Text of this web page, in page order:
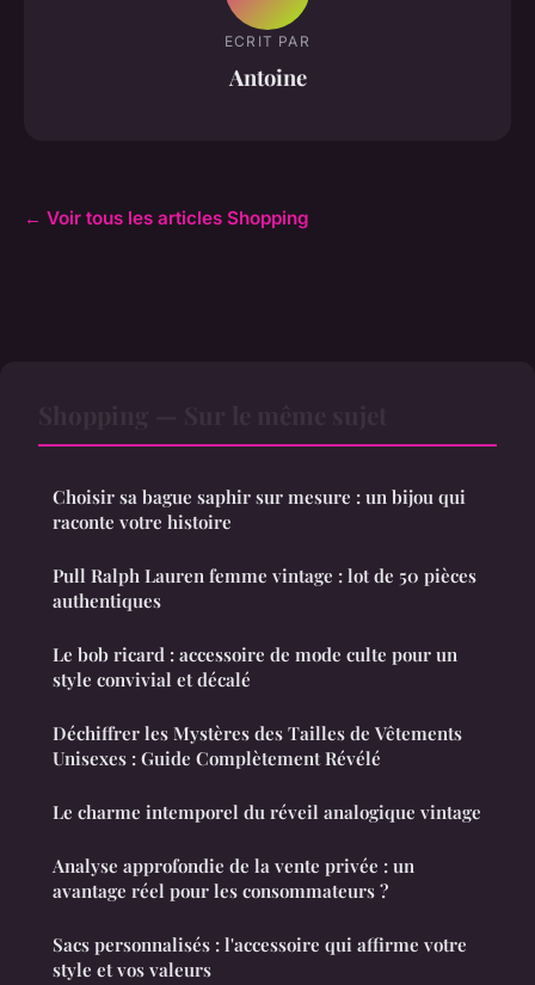
ECRIT PAR
Antoine
← Voir tous les articles Shopping
Choisir sa bague saphir sur mesure : un bijou qui
raconte votre histoire
Pull Ralph Lauren femme vintage : lot de 50 pièces
authentiques
Le bob ricard : accessoire de mode culte pour un
style convivial et décalé
Déchiffrer les Mystères des Tailles de Vêtements
Unisexes : Guide Complètement Révélé
Le charme intemporel du réveil analogique vintage
Analyse approfondie de la vente privée : un
avantage réel pour les consommateurs ?
Sacs personnalisés : l'accessoire qui affirme votre
style et vos valeurs